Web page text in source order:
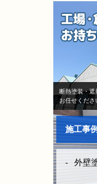
断熱塗装・遮
お任せくださ
施工事例
外壁